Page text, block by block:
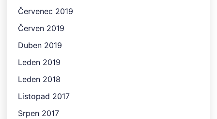
Červenec 2019
Červen 2019
Duben 2019
Leden 2019
Leden 2018
Listopad 2017
Srpen 2017